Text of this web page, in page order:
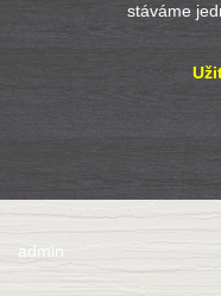
stáváme
admin